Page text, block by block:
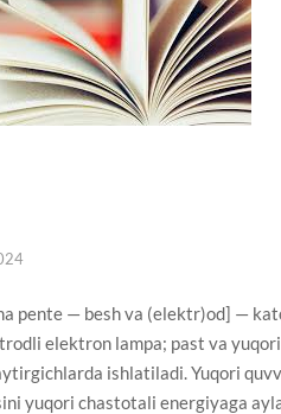
pente — besh va (elektr)od] —
elektron lampa; past va
ishlatiladi. Yuqori
yuqori chastotali energiyaga